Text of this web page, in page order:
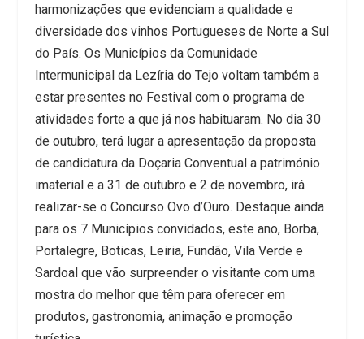
harmonizações que evidenciam a qualidade e
diversidade dos vinhos Portugueses de Norte a Sul
do País. Os Municípios da Comunidade
Intermunicipal da Lezíria do Tejo voltam também a
estar presentes no Festival com o programa de
atividades forte a que já nos habituaram. No dia 30
de outubro, terá lugar a apresentação da proposta
de candidatura da Doçaria Conventual a património
imaterial e a 31 de outubro e 2 de novembro, irá
realizar-se o Concurso Ovo d’Ouro. Destaque ainda
para os 7 Municípios convidados, este ano, Borba,
Portalegre, Boticas, Leiria, Fundão, Vila Verde e
Sardoal que vão surpreender o visitante com uma
mostra do melhor que têm para oferecer em
produtos, gastronomia, animação e promoção